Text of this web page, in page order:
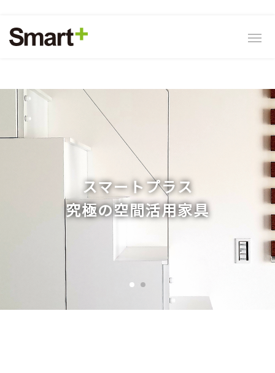
スマートプラス
究極の空間活用家具
スマートプラス
究極の空間活用家具